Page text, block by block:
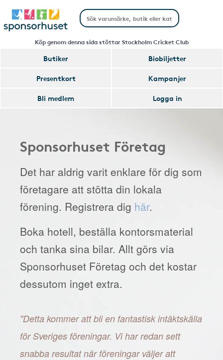
Köp genom denna sida stöttar Stockholm Cricket Club
Butiker
Biobiljetter
Presentkort
Kampanjer
Bli medlem
Logga in
Sponsorhuset Företag
Det har aldrig varit enklare för dig som
företagare att stötta din lokala
förening. Registrera dig här.
Boka hotell, beställa kontorsmaterial
och tanka sina bilar. Allt görs via
Sponsorhuset Företag och det kostar
dessutom inget extra.
"Detta kommer att bli en fantastisk intäktskälla
för Sveriges föreningar. Vi har redan sett
snabba resultat när föreningar väljer att